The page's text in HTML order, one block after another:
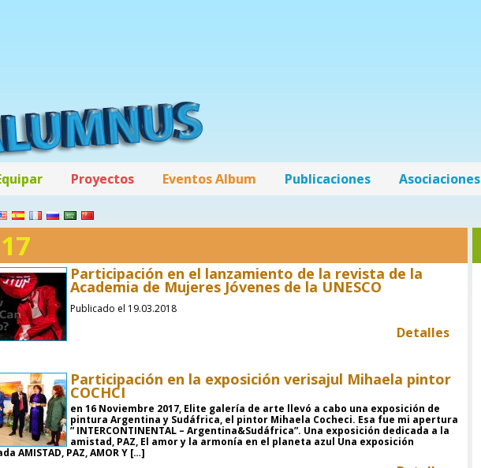
Proyectos Eventos Album Publicaciones Asociaciones
Participación en el lanzamiento de la revista de la
Academia de Mujeres Jóvenes de la UNESCO
Detalles
Publicado el 19.03.2018
Participación en la exposición verisajul Mihaela pintor
COCHCI
en 16 Noviembre 2017, Elite galería de arte llevó a cabo una exposición de
pintura Argentina y Sudáfrica, el pintor Mihaela Cocheci. Esa fue mi apertura
” INTERCONTINENTAL – Argentina&Sudáfrica”. Una exposición dedicada a la
amistad, PAZ, El amor y la armonía en el planeta azul Una exposición
AMISTAD, PAZ, AMOR Y […]